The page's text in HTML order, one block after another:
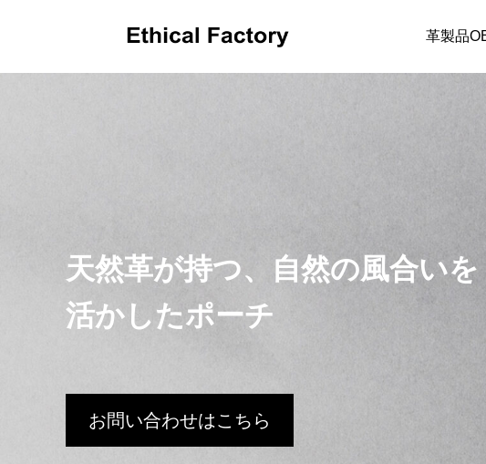
革製品
革小物OEMの小ロット生産でオリジナル製
天然革が持つ、自然の風合いを
活かしたポーチ
お問い合わせはこちら